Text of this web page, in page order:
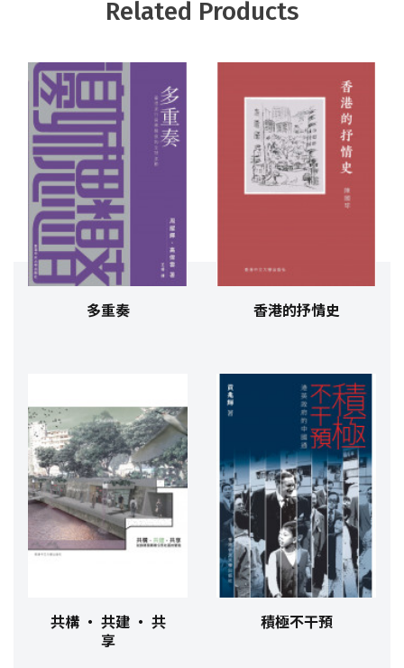
Related Products
多重奏 香港的抒情史
共構 ‧ 共建 ‧ 共
享
積極不干預